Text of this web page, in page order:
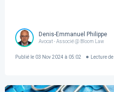
Denis-Emmanuel Philippe
Avocat - Associé @ Bloom Law
Publié le 03 Nov 2024 à 05:02 Lecture de